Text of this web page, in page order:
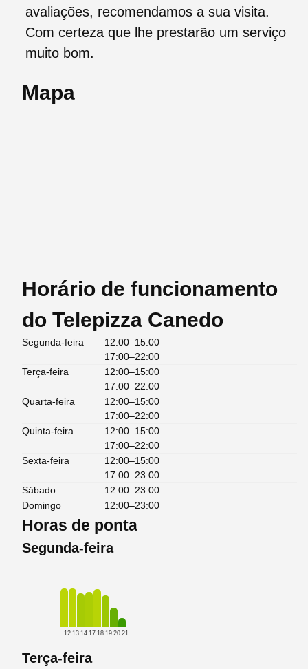
avaliações, recomendamos a sua visita.
Com certeza que lhe prestarão um serviço
muito bom.
Mapa
Horário de funcionamento
do Telepizza Canedo
Segunda-feira
12:00–15:00
17:00–22:00
Terça-feira
12:00–15:00
17:00–22:00
Quarta-feira
12:00–15:00
17:00–22:00
Quinta-feira
12:00–15:00
17:00–22:00
Sexta-feira
12:00–15:00
17:00–23:00
Sábado
12:00–23:00
Domingo
12:00–23:00
Horas de ponta
Segunda-feira
12 13 14 17 18 19 20 21
Terça-feira